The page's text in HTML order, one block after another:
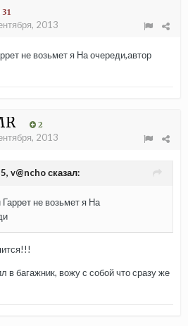
31
2013
не возьмет я На очереди,автор
2
2013
v@ncho сказал:
не возьмет я На
в багажник, вожу с собой что сразу же